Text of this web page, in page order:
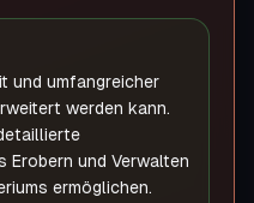
und umfangreicher
werden kann.
Erobern und Verwalten
ermöglichen.